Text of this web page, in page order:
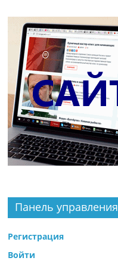
Панель управления
Регистрация
Войти